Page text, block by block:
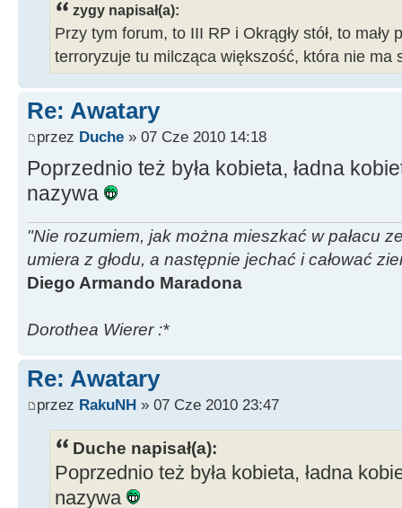
zygy napisał(a):
Przy tym forum, to III RP i Okrągły stół, to
terroryzuje tu milcząca większość, która nie ma
Re: Awatary
przez Duche » 07 Cze 2010 14:18
Poprzednio też była kobieta, ładna
nazywa
"Nie rozumiem, jak można mieszkać w pałacu
umiera z głodu, a następnie jechać i całować
Diego Armando Maradona
Dorothea Wierer :*
Re: Awatary
przez RakuNH » 07 Cze 2010 23:47
Duche napisał(a):
Poprzednio też była kobieta, ładna
nazywa